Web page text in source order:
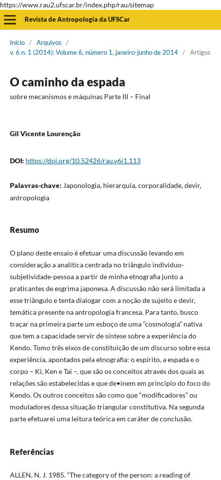
https://www.rau2.ufscar.br/index.php/rau/sitemap
Revista de Antropologia da UFSCar
Início / Arquivos
/
v. 6 n. 1 (2014): Volume 6, número 1, janeiro-junho de 2014 / Artigos
O caminho da espada
sobre mecanismos e máquinas Parte III – Final
Gil Vicente Lourenção
DOI: https://doi.org/10.52426/rau.v6i1.113
Palavras-chave: Japonologia, hierarquia, corporalidade, devir,
antropologia
Resumo
O plano deste ensaio é efetuar uma discussão levando em
consideração a analítica centrada no triângulo indivíduo-
subjetividade-pessoa a partir de minha etnografia junto a
praticantes de esgrima japonesa. A discussão não será limitada a
esse triângulo e tenta dialogar com a noção de sujeito e devir,
temática presente na antropologia francesa. Para tanto, busco
traçar na primeira parte um esboço de uma “cosmologia” nativa
que tem a capacidade servir de síntese sobre a experiência do
Kendo. Tomo três eixos de constituição de um discurso sobre essa
experiência, apontados pela etnografia: o espírito, a espada e o
corpo – Ki, Ken e Tai –, que são os conceitos através dos quais as
relações são estabelecidas e que de•inem em princípio do foco do
Kendo. Os outros conceitos são como que “modificadores” ou
moduladores dessa situação triangular constitutiva. Na segunda
parte efetuarei uma leitura teórica em caráter de conclusão.
Referências
ALLEN, N. J. 1985. “The category of the person: a reading of